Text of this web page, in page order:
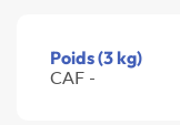
Poids (3 kg)
CAF -